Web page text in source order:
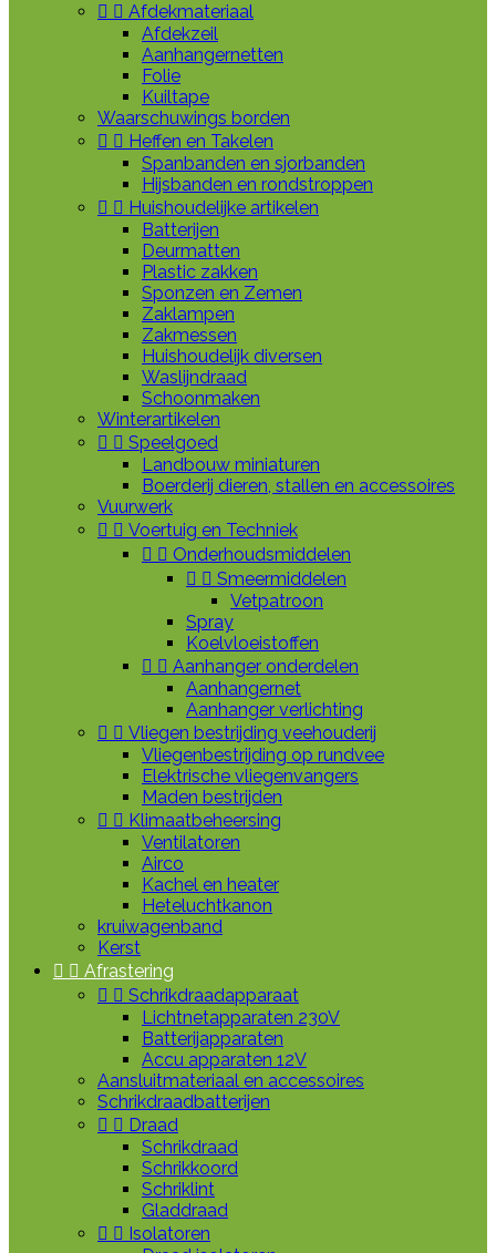
  Afdekmateriaal
Afdekzeil
Aanhangernetten
Folie
Kuiltape
Waarschuwings borden
  Heffen en Takelen
Spanbanden en sjorbanden
Hijsbanden en rondstroppen
  Huishoudelijke artikelen
Batterijen
Deurmatten
Plastic zakken
Sponzen en Zemen
Zaklampen
Zakmessen
Huishoudelijk diversen
Waslijndraad
Schoonmaken
Winterartikelen
  Speelgoed
Landbouw miniaturen
Boerderij dieren, stallen en accessoires
Vuurwerk
  Voertuig en Techniek
  Onderhoudsmiddelen
  Smeermiddelen
Vetpatroon
Spray
Koelvloeistoffen
  Aanhanger onderdelen
Aanhangernet
Aanhanger verlichting
  Vliegen bestrijding veehouderij
Vliegenbestrijding op rundvee
Elektrische vliegenvangers
Maden bestrijden
  Klimaatbeheersing
Ventilatoren
Airco
Kachel en heater
Heteluchtkanon
kruiwagenband
Kerst
  Afrastering
  Schrikdraadapparaat
Lichtnetapparaten 230V
Batterijapparaten
Accu apparaten 12V
Aansluitmateriaal en accessoires
Schrikdraadbatterijen
  Draad
Schrikdraad
Schrikkoord
Schriklint
Gladdraad
  Isolatoren